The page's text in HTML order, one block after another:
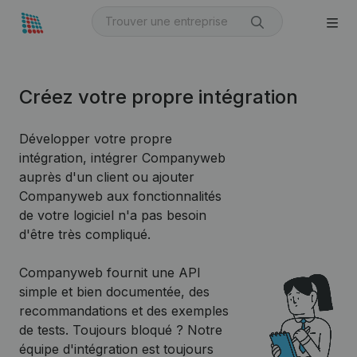
Créez votre propre intégration
Développer votre propre
intégration, intégrer Companyweb
auprès d'un client ou ajouter
Companyweb aux fonctionnalités
de votre logiciel n'a pas besoin
d'être très compliqué.
Companyweb fournit une API
simple et bien documentée, des
recommandations et des exemples
de tests. Toujours bloqué ? Notre
équipe d'intégration est toujours